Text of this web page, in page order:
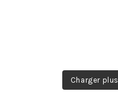
Charger plus